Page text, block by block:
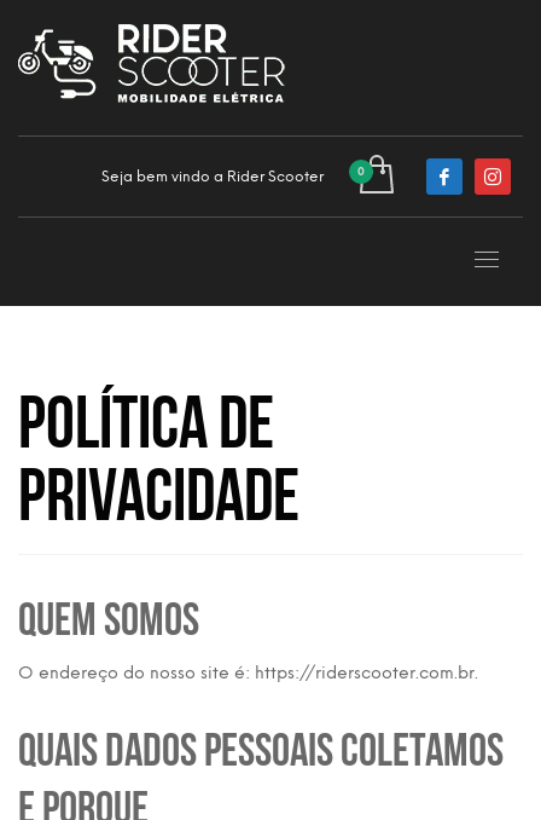
Seja bem vindo a Rider Scooter
Política de
privacidade
Quem somos
O endereço do nosso site é: https://riderscooter.com.br.
Quais dados pessoais coletamos
e porque